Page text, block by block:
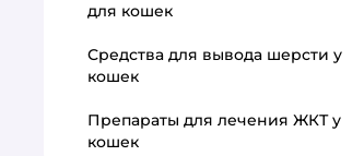
для кошек
Средства для вывода шерсти у
кошек
Препараты для лечения ЖКТ у
кошек